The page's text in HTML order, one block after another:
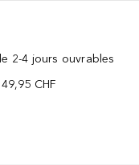
2-4 jours ouvrables
CHF